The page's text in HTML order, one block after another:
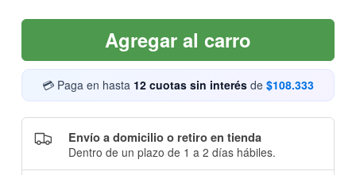
Agregar al carro
💳 Paga en hasta 12 cuotas sin interés de $108.333
Envío a domicilio o retiro en tienda
Dentro de un plazo de 1 a 2 días hábiles.